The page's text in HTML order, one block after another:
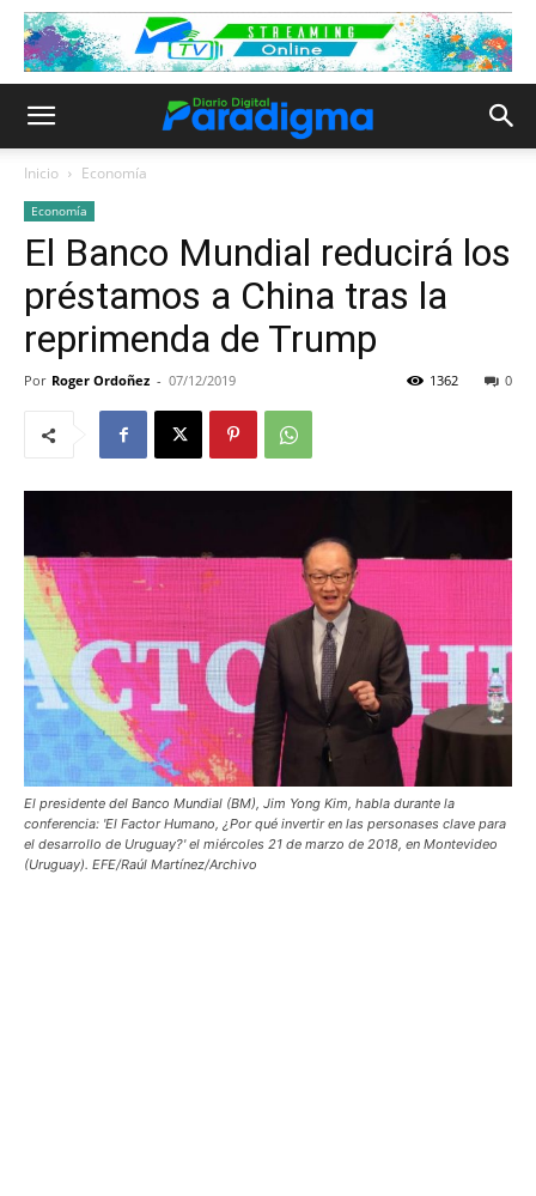
Inicio Economía
Economía
El Banco Mundial reducirá los
préstamos a China tras la
reprimenda de Trump
Por Roger Ordoñez - 07/12/2019 0
1362
El presidente del Banco Mundial (BM), Jim Yong Kim, habla durante la
conferencia: 'El Factor Humano, ¿Por qué invertir en las personases clave para
el desarrollo de Uruguay?' el miércoles 21 de marzo de 2018, en Montevideo
(Uruguay). EFE/Raúl Martínez/Archivo